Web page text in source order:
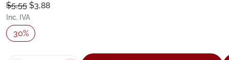
$5,55 $3,88
Inc. IVA
30%
3 pilexil
4. bioderma